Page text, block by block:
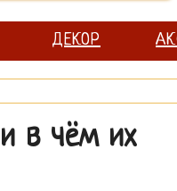
ДЕКОР
в чём их